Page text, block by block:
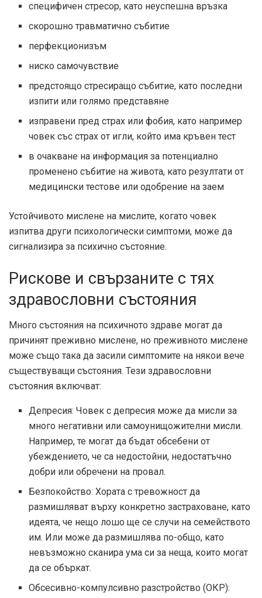
специфичен стресор, като неуспешна връзка
скорошно травматично събитие
перфекционизъм
ниско самочувствие
предстоящо стресиращо събитие, като последни
изпити или голямо представяне
изправени пред страх или фобия, като например
човек със страх от игли, който има кръвен тест
в очакване на информация за потенциално
променено събитие на живота, като резултати от
медицински тестове или одобрение на заем
Устойчивото мислене на мислите, когато човек
изпитва други психологически симптоми, може да
сигнализира за психично състояние.
Рискове и свързаните с тях
здравословни състояния
Много състояния на психичното здраве могат да
причинят преживно мислене, но преживното мислене
може също така да засили симптомите на някои вече
съществуващи състояния. Тези здравословни
състояния включват:
Депресия: Човек с депресия може да мисли за
много негативни или самоунищожителни мисли.
Например, те могат да бъдат обсебени от
убеждението, че са недостойни, недостатъчно
добри или обречени на провал.
Безпокойство: Хората с тревожност да
размишляват върху конкретно застраховане, като
идеята, че нещо лошо ще се случи на семейството
им. Или може да размишлява по-общо, като
невъзможно сканира ума си за неща, които могат
да се объркат.
Обсесивно-компулсивно разстройство (ОКР):